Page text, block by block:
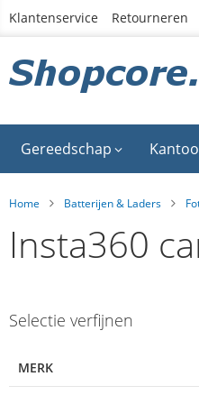
Ga
inhoud
Klantenservice Retourneren
Gereedschap
Home Batterijen & Laders
Insta360
to
list
Selectie verfijnen
MERK